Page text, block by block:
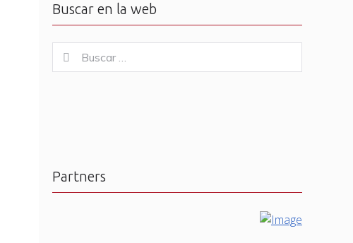
Buscar en la web
for:
Buscar
Partners